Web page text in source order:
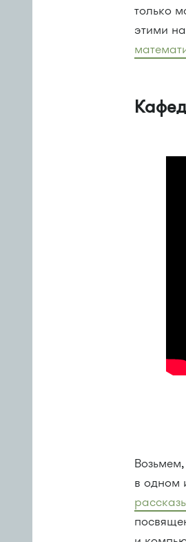
только
этими
в одном